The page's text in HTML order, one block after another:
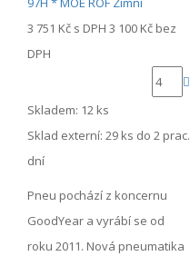
3 751 Kč s DPH 3 100 Kč bez
DPH
Skladem: 12 ks
Sklad externí: 29 ks do 2 prac.
dní
Pneu pochází z koncernu
GoodYear a vyrábí se od
roku 2011. Nová pneumatika